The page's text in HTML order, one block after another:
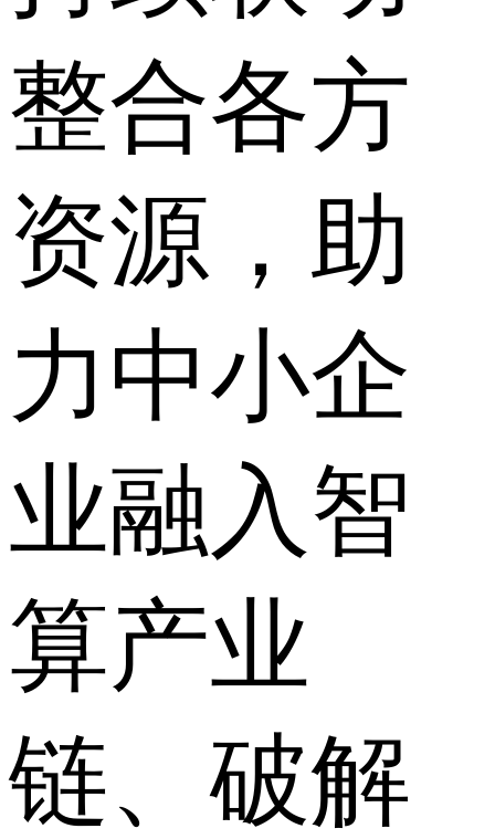
整合各方
资源，助
力中小企
业融入智
算产业
链、破解